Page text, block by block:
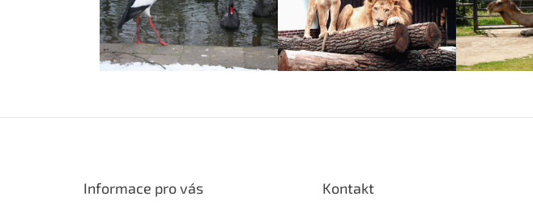
Informace pro vás Kontakt